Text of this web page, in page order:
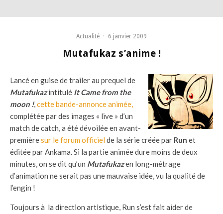
Actualité · 6 janvier 2009
Mutafukaz s’anime !
Lancé en guise de trailer au prequel de
Mutafukazintitulé It Came from the
moon !,cette bande-annonce animée,
complétée par des images « live » d’un
match de catch, a été dévoilée en avant-
premièresur le forum officiel de la série créée par Run et
éditée par Ankama. Si la partie animée dure moins de deux
minutes, on se dit qu’un Mutafukazen long-métrage
d’animation ne serait pas une mauvaise idée, vu la qualité de
l’engin !
Toujours à la direction artistique, Run s’est fait aider de